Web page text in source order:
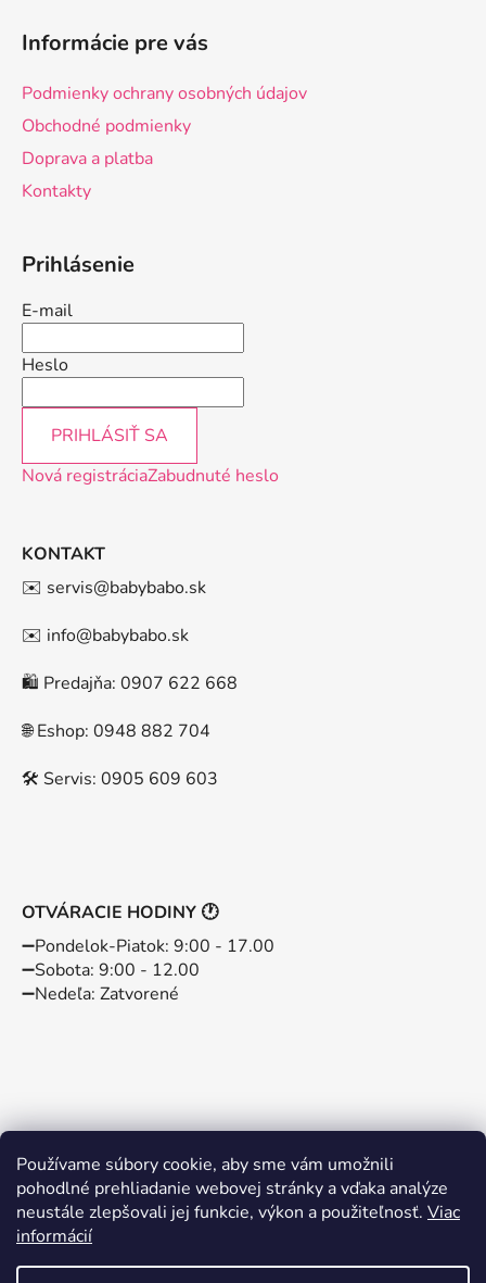
Používame súbory cookie, aby sme vám umožnili
pohodlné prehliadanie webovej stránky a vďaka analýze
neustále zlepšovali jej funkcie, výkon a použiteľnosť. Viac
informácií
Informácie pre vás
Podmienky ochrany osobných údajov
Obchodné podmienky
Doprava a platba
Kontakty
Prihlásenie
E-mail
Heslo
PRIHLÁSIŤ SA
Nová registráciaZabudnuté heslo
KONTAKT
✉️ servis@babybabo.sk
✉️ info@babybabo.sk
🛍️ Predajňa: 0907 622 668
🌐 Eshop: 0948 882 704
🛠️ Servis: 0905 609 603
OTVÁRACIE HODINY 🕐
➖️Pondelok-Piatok: 9:00 - 17.00
➖️Sobota: 9:00 - 12.00
➖️Nedeľa: Zatvorené
Instagram Facebook